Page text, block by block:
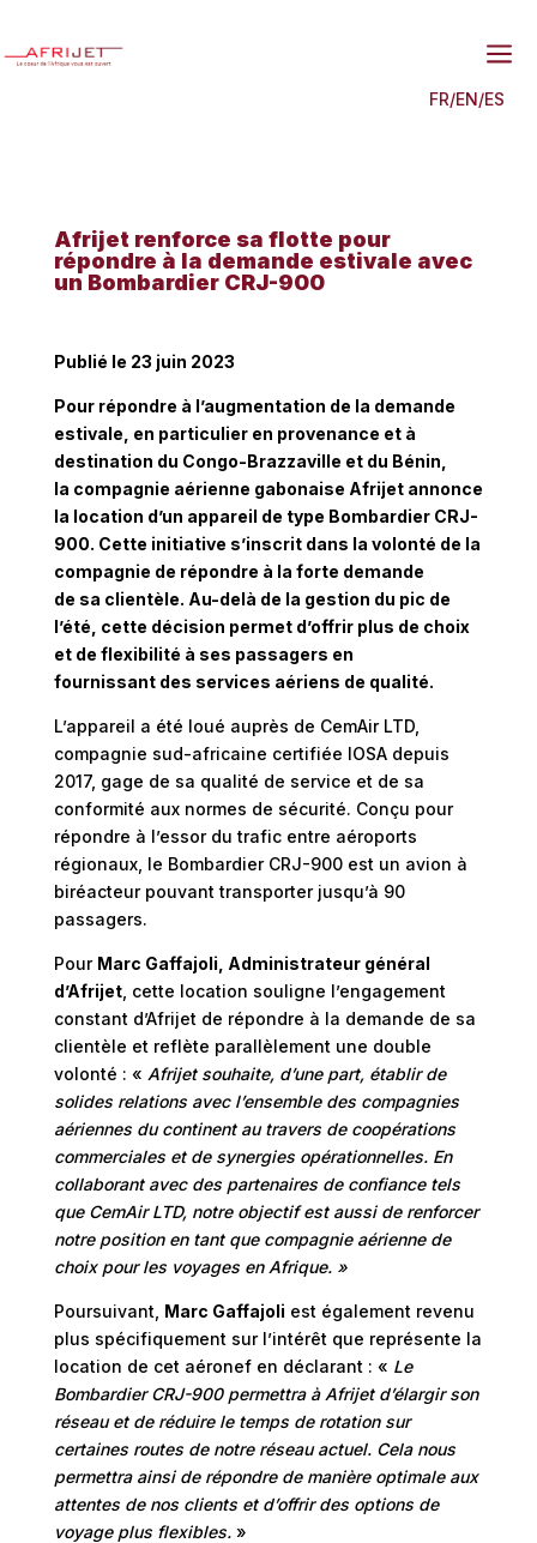
a
FR/EN/ES
Afrijet renforce sa flotte pour
répondre à la demande estivale avec
un Bombardier CRJ-900
Publié le 23 juin 2023
Pour répondre à l’augmentation de la demande
estivale, en particulier en provenance et à
destination du Congo-Brazzaville et du Bénin,
la compagnie aérienne gabonaise Afrijet annonce
la location d’un appareil de type Bombardier CRJ-
900. Cette initiative s’inscrit dans la volonté de la
compagnie de répondre à la forte demande
de sa clientèle. Au-delà de la gestion du pic de
l’été, cette décision permet d’offrir plus de choix
et de flexibilité à ses passagers en
fournissant des services aériens de qualité.
L’appareil a été loué auprès de CemAir LTD,
compagnie sud-africaine certifiée IOSA depuis
2017, gage de sa qualité de service et de sa
conformité aux normes de sécurité. Conçu pour
répondre à l’essor du trafic entre aéroports
régionaux, le Bombardier CRJ-900 est un avion à
biréacteur pouvant transporter jusqu’à 90
passagers.
Pour Marc Gaffajoli, Administrateur général
d’Afrijet, cette location souligne l’engagement
constant d’Afrijet de répondre à la demande de sa
clientèle et reflète parallèlement une double
volonté : « Afrijet souhaite, d’une part, établir de
solides relations avec l’ensemble des compagnies
aériennes du continent au travers de coopérations
commerciales et de synergies opérationnelles. En
collaborant avec des partenaires de confiance tels
que CemAir LTD, notre objectif est aussi de renforcer
notre position en tant que compagnie aérienne de
choix pour les voyages en Afrique. »
Poursuivant, Marc Gaffajoli est également revenu
plus spécifiquement sur l’intérêt que représente la
location de cet aéronef en déclarant : « Le
Bombardier CRJ-900 permettra à Afrijet d’élargir son
réseau et de réduire le temps de rotation sur
certaines routes de notre réseau actuel. Cela nous
permettra ainsi de répondre de manière optimale aux
attentes de nos clients et d’offrir des options de
voyage plus flexibles.»